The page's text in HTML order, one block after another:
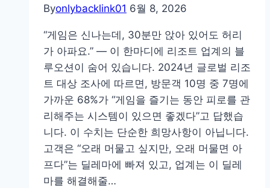
비
실
간
매
치
트
래
커
로
프
Byonlybacklink01 6월 8, 2026
“게임은 신나는데, 30분만 앉아 있어도 허리
가 아파요.” — 이 한마디에 리조트 업계의 블
루오션이 숨어 있습니다. 2024년 글로벌 리조
트 대상 조사에 따르면, 방문객 10명 중 7명에
가까운 68%가 “게임을 즐기는 동안 피로를 관
리해주는 시스템이 있으면 좋겠다”고 답했습
니다. 이 수치는 단순한 희망사항이 아닙니다.
고객은 “오래 머물고 싶지만, 오래 머물면 아
프다”는 딜레마에 빠져 있고, 업계는 이 딜레
마를 해결해줄…